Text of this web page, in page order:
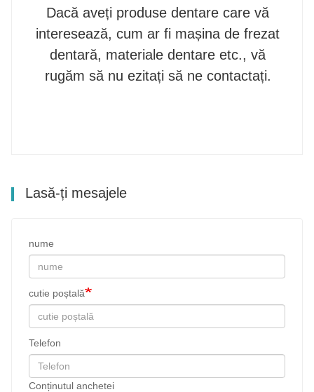
Dacă aveți produse dentare care vă
interesează, cum ar fi mașina de frezat
dentară, materiale dentare etc., vă
rugăm să nu ezitați să ne contactați.
Lasă-ți mesajele
nume
cutie poștală
Telefon
Conținutul anchetei